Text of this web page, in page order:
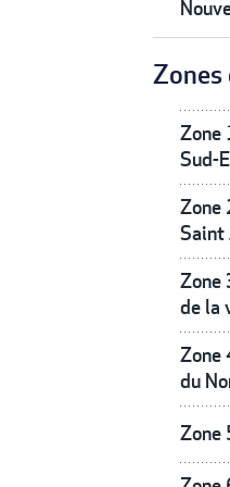
Zones
Zone
Sud-
Zone
Saint
Zone
de la
Zone
du
Zone